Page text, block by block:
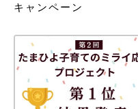
キャンペーン